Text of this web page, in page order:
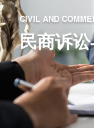
CIVIL AND
民商诉